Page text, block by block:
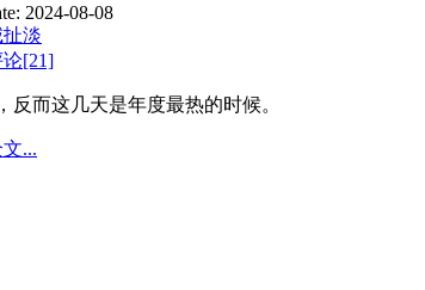
2024-08-08
扯淡
论[21]
反而这几天是年度最热的时候。
...